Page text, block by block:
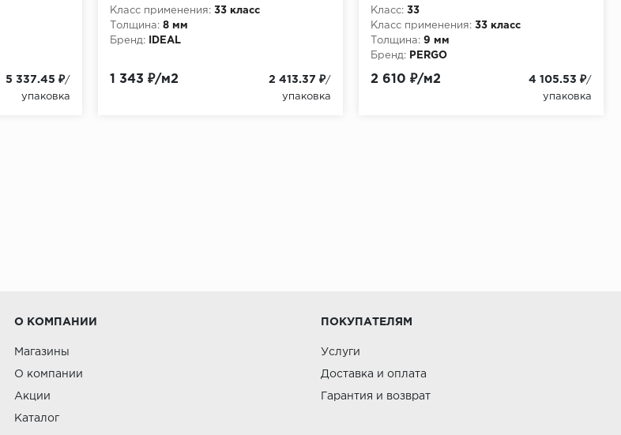
5 337.45 ₽/
упаковка
Класс применения: 33 класс
Толщина: 8 мм
Бренд:
IDEAL
1 343 ₽/м2 2 413.37 ₽/
упаковка
Класс: 33
Класс применения: 33 класс
Толщина: 9 мм
Бренд:
PERGO
2 610 ₽/м2 4 105.53 ₽/
упаковка
О КОМПАНИИ
Магазины
О компании
Акции
Каталог
ПОКУПАТЕЛЯМ
Услуги
Доставка и оплата
Гарантия и возврат